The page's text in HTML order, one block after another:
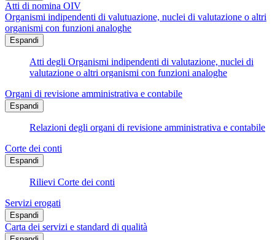
Atti di nomina OIV
Organismi indipendenti di valutuazione, nuclei di valutazione o altri
organismi con funzioni analoghe
Espandi
Atti degli Organismi indipendenti di valutazione, nuclei di
valutazione o altri organismi con funzioni analoghe
Organi di revisione amministrativa e contabile
Espandi
Relazioni degli organi di revisione amministrativa e contabile
Corte dei conti
Espandi
Rilievi Corte dei conti
Servizi erogati
Espandi
Carta dei servizi e standard di qualità